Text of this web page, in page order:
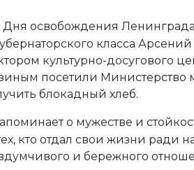
освобождения
класса
культурно-досугового
посетили Министерство
блокадный хлеб.
о мужестве и
кто отдал свои жизни ради
и бережного